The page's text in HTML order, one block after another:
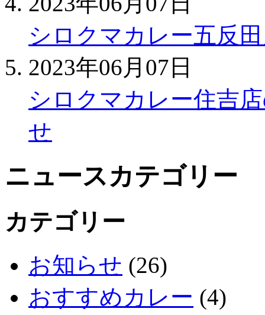
シロクマカレー五反
2023年06月07日
シロクマカレー住吉
せ
ニュースカテゴリー
カテゴリー
お知らせ (26)
おすすめカレー (4)